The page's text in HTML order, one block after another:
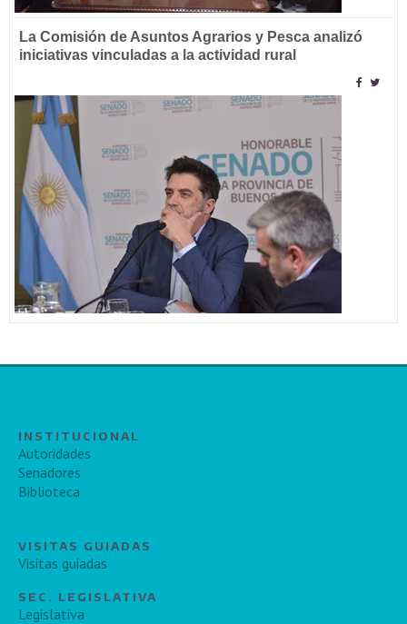
La Comisión de Asuntos Agrarios y Pesca analizó
iniciativas vinculadas a la actividad rural
INSTITUCIONAL
Autoridades
Senadores
Biblioteca
VISITAS GUIADAS
Visitas guiadas
SEC. LEGISLATIVA
Legislativa